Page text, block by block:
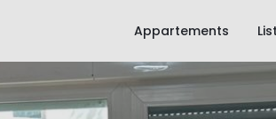
Appartements